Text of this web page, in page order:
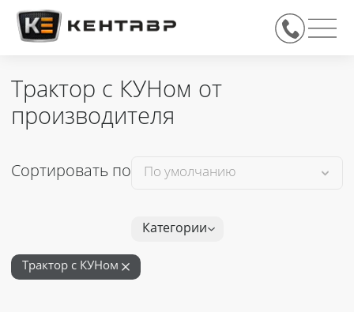
Трактор с КУНом от
производителя
Сортировать по
Категории
Трактор с КУНом